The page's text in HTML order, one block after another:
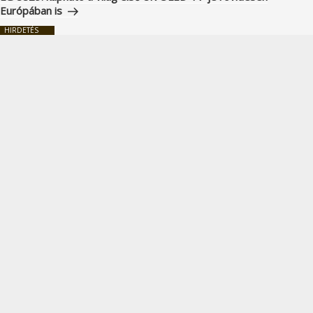
Európában is
HIRDETÉS